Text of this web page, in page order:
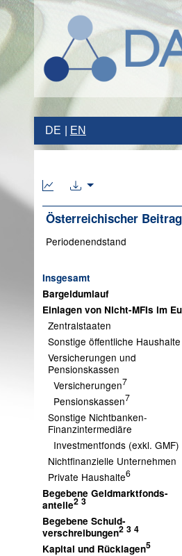
DE EN
Österreichischer
Periodenendstand
Insgesamt
Bargeldumlauf
Einlagen von Nicht-MFIs im
Zentralstaaten
Sonstige öffentliche Haushalte
Versicherungen und
Pensionskassen
Versicherungen7
Pensionskassen7
Sonstige Nichtbanken-
Finanzintermediäre
Investmentfonds (exkl. GMF)
Nichtfinanzielle Unternehmen
Private Haushalte6
Begebene Geldmarktfonds-
anteile2 3
Begebene Schuld-
verschreibungen2 3 4
Kapital und Rücklagen5